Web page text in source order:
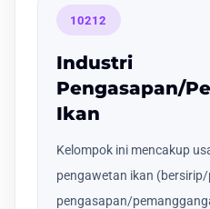
10212
Industri
Pengasapan/
Ikan
Kelompok ini mencakup
pengawetan ikan
pengasapan/